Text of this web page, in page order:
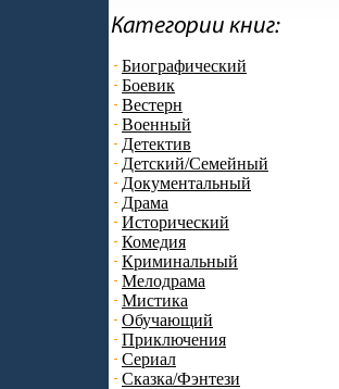
Биографический
Боевик
Вестерн
Военный
Детектив
Детский/Семейный
Документальный
Драма
Исторический
Комедия
Криминальный
Мелодрама
Мистика
Обучающий
Приключения
Сериал
Сказка/Фэнтези